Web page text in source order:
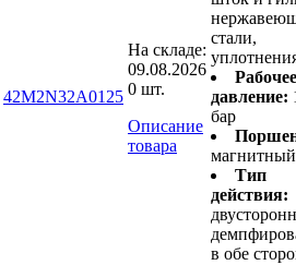
42M2N32A0125
На складе:
09.08.2026
0 шт.
Описание
товара
стали,
Рабочее
давление:
бар
магнитный
Тип
действия:
в обе